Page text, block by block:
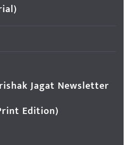
Jagat Newsletter
Edition)